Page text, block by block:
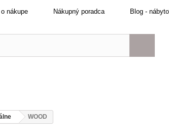
nákupe Nákupný poradca Blog -
WOOD